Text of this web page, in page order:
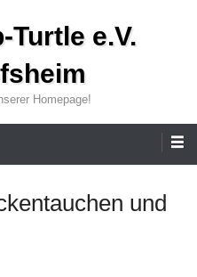
Turtle e.V.
Homepage!
und